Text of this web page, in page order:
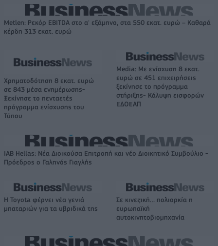
Metlen: Ρεκόρ EBITDA στο α' εξάμηνο, στα 550 εκατ. ευρώ – Καθαρά
κέρδη 313 εκατ. ευρώ
Χρηματοδότηση 8 εκατ. ευρώ
σε 843 μέσα ενημέρωσης-
Ξεκίνησε το πενταετές
πρόγραμμα ενίσχυσης του
Τύπου
Media: Με ενίσχυση 8 εκατ.
ευρώ σε 451 επιχειρήσεις
ξεκίνησε το πρόγραμμα
στήριξης- Κάλυψη εισφορών
ΕΔΟΕΑΠ
IAB Hellas: Νέα Διοικούσα Επιτροπή και νέο Διοικητικό Συμβούλιο -
Πρόεδρος ο Γαληνός Γιαγλής
Η Toyota φέρνει νέα γενιά
μπαταριών για τα υβριδικά της
Σε κινεζική… πολιορκία η
ευρωπαϊκή
αυτοκινητοβιομηχανία